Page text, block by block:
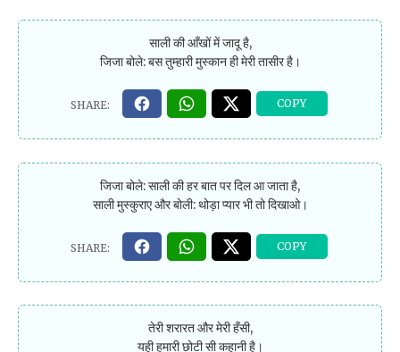
साली की आँखों में जादू है,
जिजा बोले: बस तुम्हारी मुस्कान ही मेरी तासीर है।
जिजा बोले: साली की हर बात पर दिल आ जाता है,
साली मुस्कुराए और बोली: थोड़ा प्यार भी तो दिखाओ।
तेरी शरारत और मेरी हँसी,
यही हमारी छोटी सी कहानी है।